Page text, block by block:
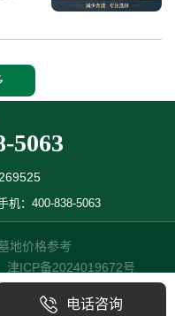
著名
5063
机：400-838-5063
地价格参考
津ICP备2024019672号
电话咨询